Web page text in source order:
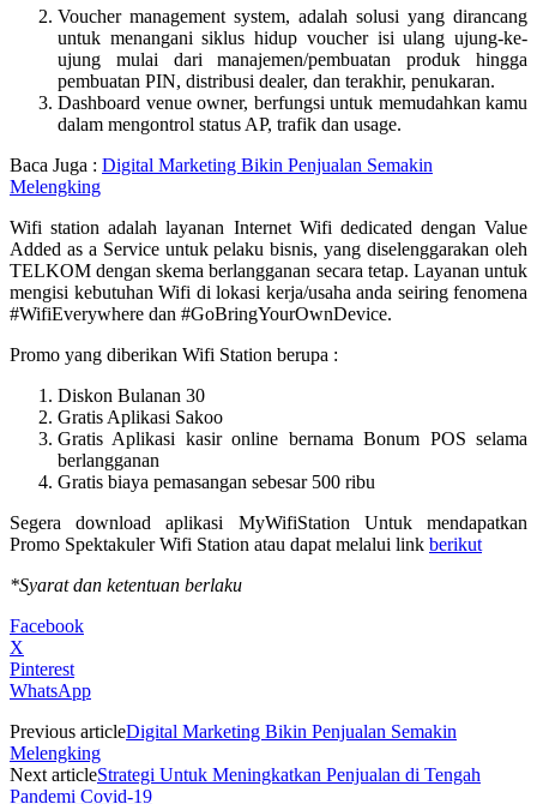
Voucher management system, adalah solusi yang dirancang
untuk menangani siklus hidup voucher isi ulang ujung-ke-
ujung mulai dari manajemen/pembuatan produk hingga
pembuatan PIN, distribusi dealer, dan terakhir, penukaran.
Dashboard venue owner, berfungsi untuk memudahkan kamu
dalam mengontrol status AP, trafik dan usage.
Baca Juga : Digital Marketing Bikin Penjualan Semakin
Melengking
Wifi station adalah layanan Internet Wifi dedicated dengan Value
Added as a Service untuk pelaku bisnis, yang diselenggarakan oleh
TELKOM dengan skema berlangganan secara tetap. Layanan untuk
mengisi kebutuhan Wifi di lokasi kerja/usaha anda seiring fenomena
#WifiEverywhere dan #GoBringYourOwnDevice.
Promo yang diberikan Wifi Station berupa :
Diskon Bulanan 30
Gratis Aplikasi Sakoo
Gratis Aplikasi kasir online bernama Bonum POS selama
berlangganan
Gratis biaya pemasangan sebesar 500 ribu
Segera download aplikasi MyWifiStation Untuk mendapatkan
Promo Spektakuler Wifi Station atau dapat melalui link berikut
*Syarat dan ketentuan berlaku
Facebook
X
Pinterest
WhatsApp
Previous articleDigital Marketing Bikin Penjualan Semakin
Melengking
Next articleStrategi Untuk Meningkatkan Penjualan di Tengah
Pandemi Covid-19